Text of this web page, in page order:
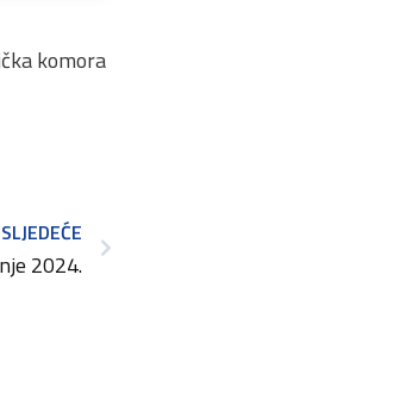
komora
SLJEDEĆE
2024.